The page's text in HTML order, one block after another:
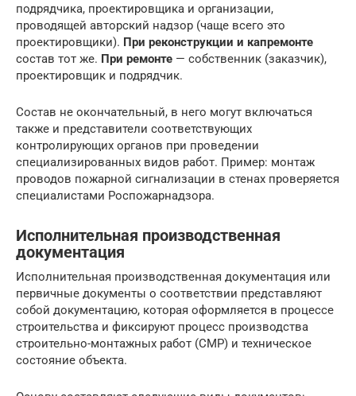
подрядчика, проектировщика и организации,
проводящей авторский надзор (чаще всего это
проектировщики). При реконструкции и капремонте
состав тот же. При ремонте — собственник (заказчик),
проектировщик и подрядчик.
Состав не окончательный, в него могут включаться
также и представители соответствующих
контролирующих органов при проведении
специализированных видов работ. Пример: монтаж
проводов пожарной сигнализации в стенах проверяется
специалистами Роспожарнадзора.
Исполнительная производственная
документация
Исполнительная производственная документация или
первичные документы о соответствии представляют
собой документацию, которая оформляется в процессе
строительства и фиксируют процесс производства
строительно-монтажных работ (СМР) и техническое
состояние объекта.